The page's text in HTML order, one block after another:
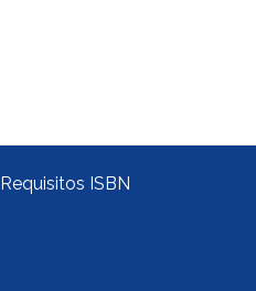
Requisitos ISBN